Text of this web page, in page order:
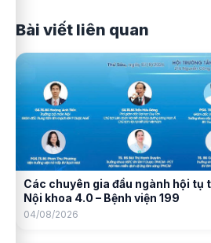
Bài viết liên quan
Các chuyên gia đầu ngành hội tụ
Nội khoa 4.0 – Bệnh viện 199
04/08/2026